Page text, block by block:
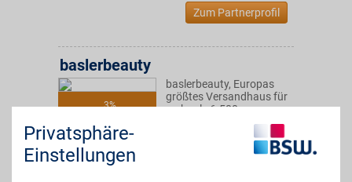
Zum Partnerprofil
3%
baslerbeauty
baslerbeauty, Europas
größtes Versandhaus für
mehr als 6.500
Friseurprodukte. Über ein
Drittel sind im eigenen
Privatsphäre-
Einstellungen